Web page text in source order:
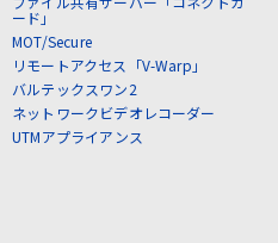
ード」
MOT/Secure
リモートアクセス「V-Warp」
バルテックスワン2
ネットワークビデオレコーダー
UTMアプライアンス